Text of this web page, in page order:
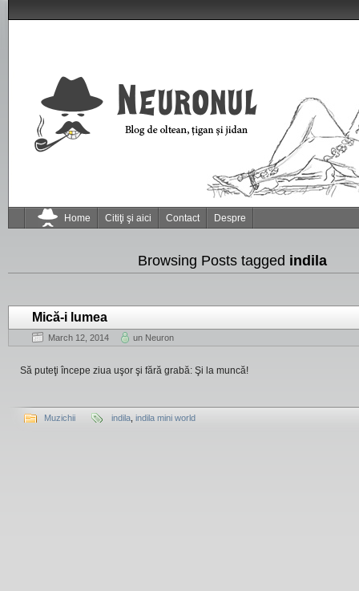
Home Citiţi şi aici Contact Despre
Browsing Posts tagged indila
Mică-i lumea
March 12, 2014 un Neuron
Să puteţi începe ziua uşor şi fără grabă: Şi la muncă!
Muzichii indila indila mini world